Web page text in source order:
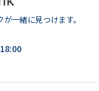
一緒に見つけます。